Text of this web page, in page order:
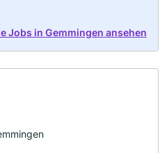
Jobs in Gemmingen ansehen